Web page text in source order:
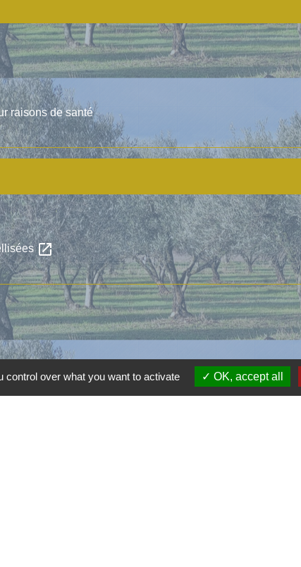
raisons de santé
open_in_new
over what you want to activate OK, accept all